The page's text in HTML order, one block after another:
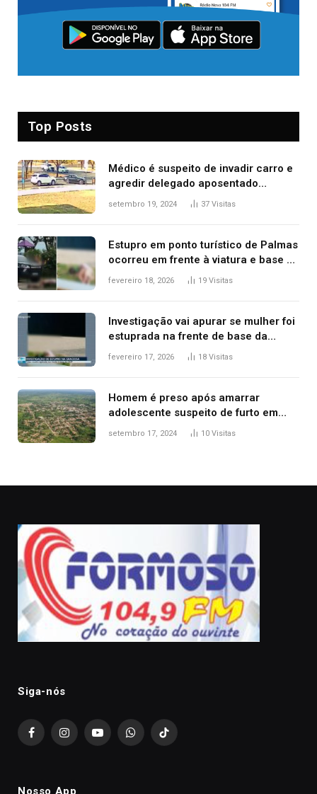
Top Posts
Médico é suspeito de invadir carro e
agredir delegado aposentado
durante confusão no trânsito
setembro 19, 2024 37 Visitas
Estupro em ponto turístico de Palmas
ocorreu em frente à viatura e base de
segurança; polícia investiga
fevereiro 18, 2026 19 Visitas
Investigação vai apurar se mulher foi
estuprada na frente de base da
Guarda Metropolitana de Palmas, diz
fevereiro 17, 2026 18 Visitas
Homem é preso após amarrar
adolescente suspeito de furto em
estaca de cerca e agredi-lo
setembro 17, 2024 10 Visitas
Siga-nós
FacebookInstagramYouTubeWhatsAppTikTok